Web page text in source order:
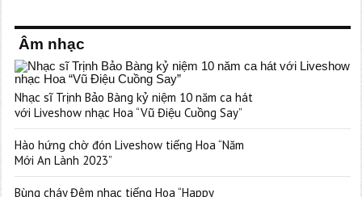
Âm nhạc
Nhạc sĩ Trịnh Bảo Bàng kỷ niệm 10 năm ca hát
với Liveshow nhạc Hoa “Vũ Điệu Cuồng Say”
Hào hứng chờ đón Liveshow tiếng Hoa “Năm
Mới An Lành 2023”
Bùng cháy Đêm nhạc tiếng Hoa “Happy